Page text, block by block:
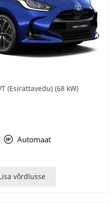
(Esirattavedu) (68 kW)
Automaat
võrdlusse